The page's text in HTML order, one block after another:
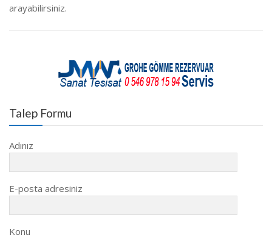
arayabilirsiniz.
Talep Formu
Adınız
E-posta adresiniz
Konu